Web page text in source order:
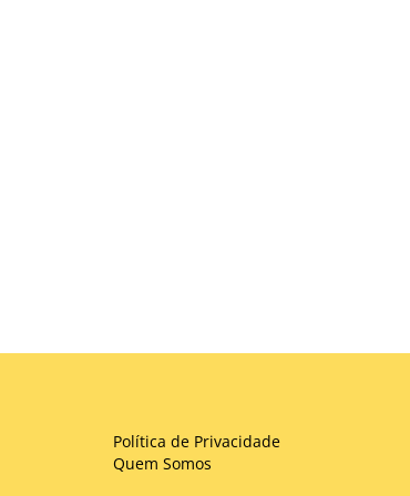
Política de Privacidade
Quem Somos